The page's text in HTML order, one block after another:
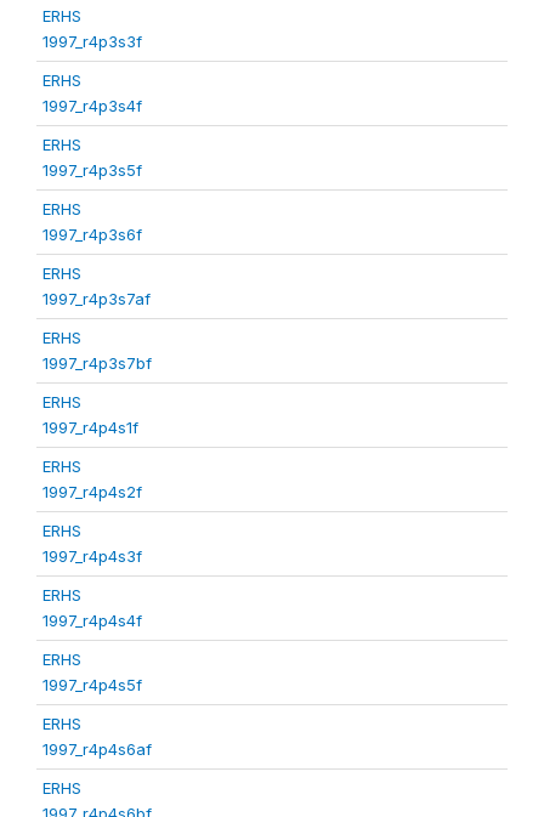
ERHS
1997_r4p3s3f
ERHS
1997_r4p3s4f
ERHS
1997_r4p3s5f
ERHS
1997_r4p3s6f
ERHS
1997_r4p3s7af
ERHS
1997_r4p3s7bf
ERHS
1997_r4p4s1f
ERHS
1997_r4p4s2f
ERHS
1997_r4p4s3f
ERHS
1997_r4p4s4f
ERHS
1997_r4p4s5f
ERHS
1997_r4p4s6af
ERHS
1997_r4p4s6bf